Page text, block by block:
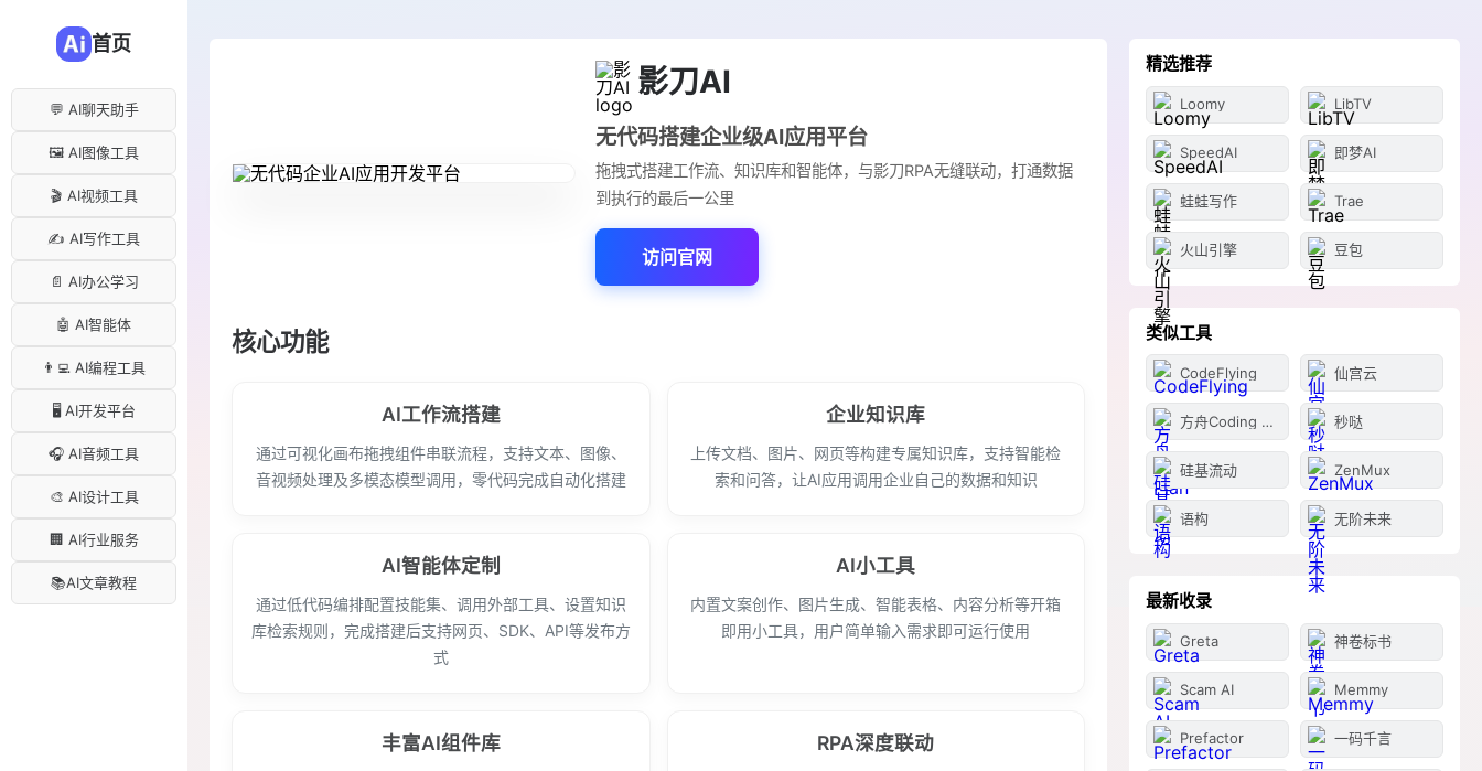
首页
💬 AI聊天助手
🖼️ AI图像工具
🎬 AI视频工具
✍️ AI写作工具
📄 AI办公学习
🤖 AI智能体
👨‍💻 AI编程工具
🖥️ AI开发平台
🎧 AI音频工具
🎨 AI设计工具
🏢 AI行业服务
📚AI文章教程
影刀AI
无代码搭建企业级AI应用平台
拖拽式搭建工作流、知识库和智能体，与影刀RPA无缝联动，打通数据
到执行的最后一公里
访问官网
核心功能
AI工作流搭建
通过可视化画布拖拽组件串联流程，支持文本、图像、
音视频处理及多模态模型调用，零代码完成自动化搭建
企业知识库
上传文档、图片、网页等构建专属知识库，支持智能检
索和问答，让AI应用调用企业自己的数据和知识
AI智能体定制
通过低代码编排配置技能集、调用外部工具、设置知识
库检索规则，完成搭建后支持网页、SDK、API等发布方
式
AI小工具
内置文案创作、图片生成、智能表格、内容分析等开箱
即用小工具，用户简单输入需求即可运行使用
丰富AI组件库 RPA深度联动
精选推荐
Loomy LibTV
SpeedAI 即梦AI
蛙蛙写作 Trae
火山引擎 豆包
类似工具
CodeFlying 仙宫云
方舟Coding Plan 秒哒
硅基流动 ZenMux
语构 无阶未来
最新收录
Greta 神卷标书
Scam AI Memmy
Prefactor 一码千言